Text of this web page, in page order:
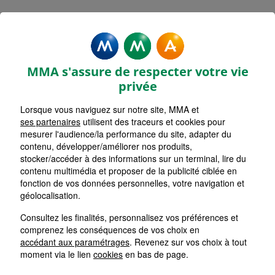
Mentions légales - MMA
PONT SAINT ESPRIT
Accueil
Retour
Mentions Légales
Les cookies sur le site de votre
Agent Général MMA
MMA s'assure de respecter votre vie
privée
Lorsque vous naviguez sur notre site, MMA et
ses partenaires utilisent des traceurs et cookies pour
mesurer l'audience/la performance du site, adapter du
contenu, développer/améliorer nos produits,
stocker/accéder à des informations sur un terminal, lire du
contenu multimédia et proposer de la publicité ciblée en
fonction de vos données personnelles, votre navigation et
géolocalisation.
Consultez les finalités, personnalisez vos préférences et
comprenez les conséquences de vos choix en
accédant aux paramétrages. Revenez sur vos choix à tout
moment via le lien cookies en bas de page.